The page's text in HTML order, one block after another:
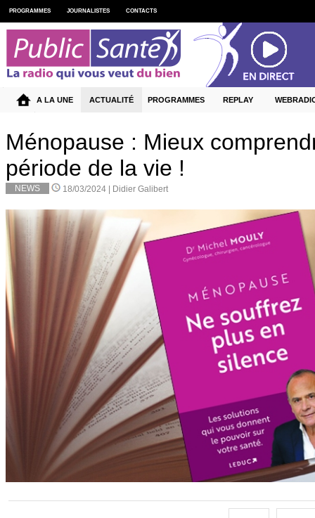
Ménopause : Mieux
période de la vie !
NEWS 18/03/2024 | Didier Galibert
PROGRAMMES JOURNALISTES CONTACTS
A LA UNE ACTUALITÉ PROGRAMMES REPLAY